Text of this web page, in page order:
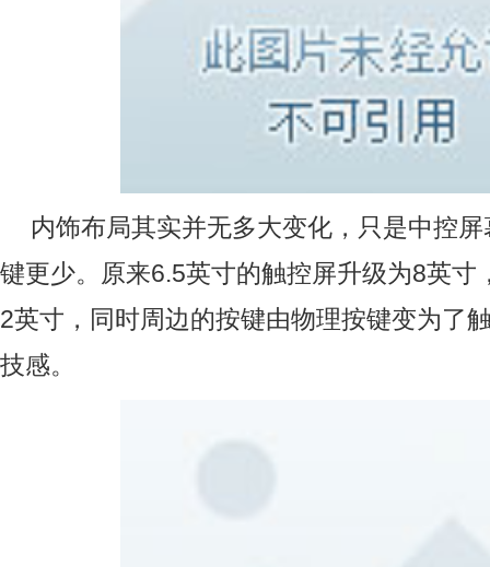
内饰布局其实并无多大变化，只是中控
键更少。原来6.5英寸的触控屏升级为8英寸
2英寸，同时周边的按键由物理按键变为了
技感。